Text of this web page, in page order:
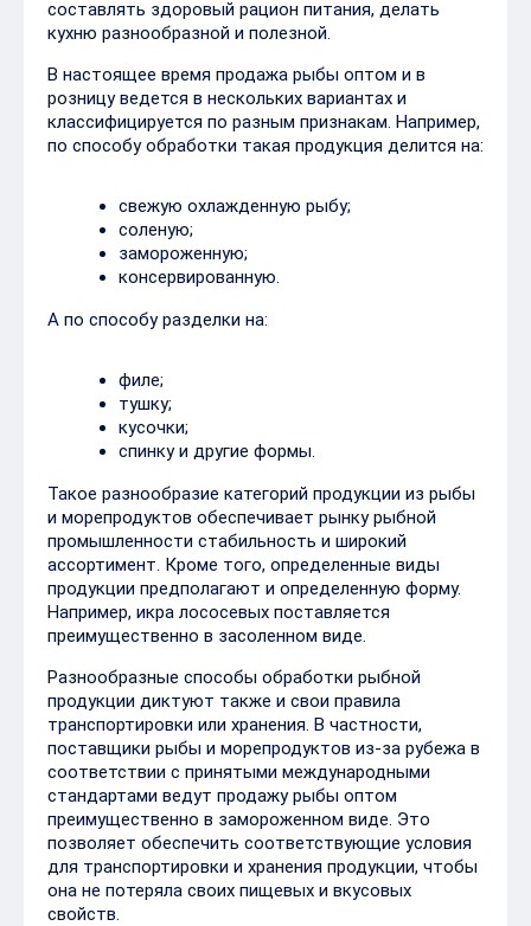
составлять здоровый рацион питания, делать
кухню разнообразной и полезной.
В настоящее время продажа рыбы оптом и в
розницу ведется в нескольких вариантах и
классифицируется по разным признакам. Например,
по способу обработки такая продукция делится на:
свежую охлажденную рыбу;
соленую;
замороженную;
консервированную.
А по способу разделки на:
филе;
тушку;
кусочки;
спинку и другие формы.
Такое разнообразие категорий продукции из рыбы
и морепродуктов обеспечивает рынку рыбной
промышленности стабильность и широкий
ассортимент. Кроме того, определенные виды
продукции предполагают и определенную форму.
Например, икра лососевых поставляется
преимущественно в засоленном виде.
Разнообразные способы обработки рыбной
продукции диктуют также и свои правила
транспортировки или хранения. В частности,
поставщики рыбы и морепродуктов из-за рубежа в
соответствии с принятыми международными
стандартами ведут продажу рыбы оптом
преимущественно в замороженном виде. Это
позволяет обеспечить соответствующие условия
для транспортировки и хранения продукции, чтобы
она не потеряла своих пищевых и вкусовых
свойств.